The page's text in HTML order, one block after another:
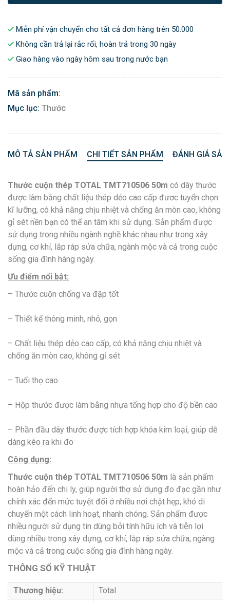
Miễn phí vận chuyển cho tất cả đơn hàng trên 50.000
Không cần trả lại rắc rối, hoàn trả trong 30 ngày
Giao hàng vào ngày hôm sau trong nước bạn
Mã sản phẩm:
Mục lục: Thước
MÔ TẢ SẢN PHẨM CHI TIẾT SẢN PHẨM ĐÁNH GIÁ
Thước cuộn thép TOTAL TMT710506 50m có dây thước
được làm bằng chất liệu thép dẻo cao cấp đươc tuyển chọn
kĩ lưỡng, có khả năng chịu nhiệt và chống ăn mòn cao, không
gỉ sét nền bạn có thể an tâm khi sử dụng. Sản phẩm được
sử dụng trong nhiều ngành nghề khác nhau như trong xây
dựng, cơ khí, lắp ráp sửa chữa, ngành mộc và cả trong cuộc
sống gia đình hàng ngày.
Ưu điểm nổi bật:
– Thước cuộn chống va đập tốt
– Thiết kế thông minh, nhỏ, gọn
– Chất liệu thép dẻo cao cấp, có khả năng chịu nhiệt và
chống ăn mòn cao, không gỉ sét
– Tuổi thọ cao
– Hộp thước được làm bằng nhựa tổng hợp cho độ bền cao
– Phần đầu dây thước được tích hợp khóa kim loại, giúp dễ
dàng kéo ra khi đo
Công dụng:
Thước cuộn thép TOTAL TMT710506 50m là sản phẩm
hoàn hảo đến chi ly, giúp người thợ sử dụng đo đạc gần như
chính xác đến mức tuyệt đối ở nhiều nơi chật hẹp, khó di
chuyển một cách linh hoạt, nhanh chóng. Sản phẩm được
nhiều người sử dụng tin dùng bởi tính hữu ích và tiện lợi
dùng nhiều trong xây dựng, cơ khí, lắp ráp sửa chữa, ngàng
mộc và cả trong cuộc sống gia đình hàng ngày.
THÔNG SỐ KỸ THUẬT
Thương hiệu: Total